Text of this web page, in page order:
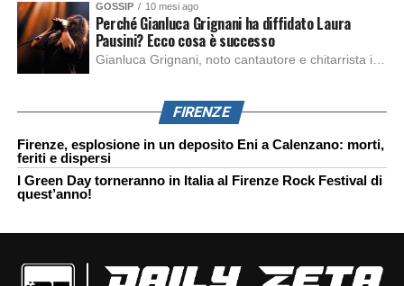
GOSSIP 10 mesi ago
Perché Gianluca Grignani ha diffidato Laura
Pausini? Ecco cosa è successo
FIRENZE
Firenze, esplosione in un deposito Eni a Calenzano: morti,
feriti e dispersi
I Green Day torneranno in Italia al Firenze Rock Festival di
quest’anno!